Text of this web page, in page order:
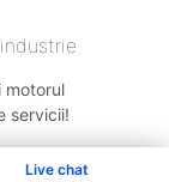
Live chat
motorul
servicii!